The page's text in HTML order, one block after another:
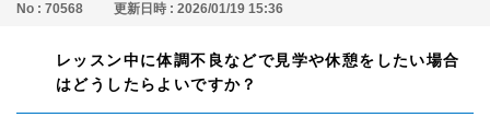
No : 70568 更新日時 : 2026/01/19 15:36
レッスン中に体調不良などで見学や休憩をしたい場合
はどうしたらよいですか？